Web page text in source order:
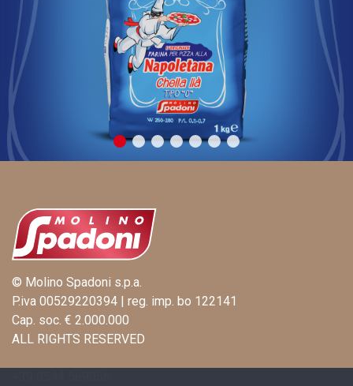
© Molino Spadoni s.p.a.
P.iva 00529220394 | reg. imp. bo 122141
Cap. soc. € 2.000.000
ALL RIGHTS RESERVED